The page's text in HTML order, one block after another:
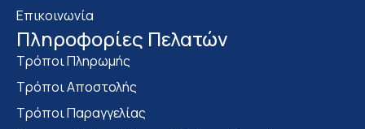
Επικοινωνία
Πληροφορίες Πελατών
Τρόποι Πληρωμής
Τρόποι Αποστολής
Τρόποι Παραγγελίας